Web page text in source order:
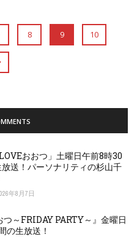
8 9 10
おおつ」土曜日午前8時30
送！パーソナリティの杉山千
年8月7日
つ～FRIDAY PARTY～』金曜日
の生放送！